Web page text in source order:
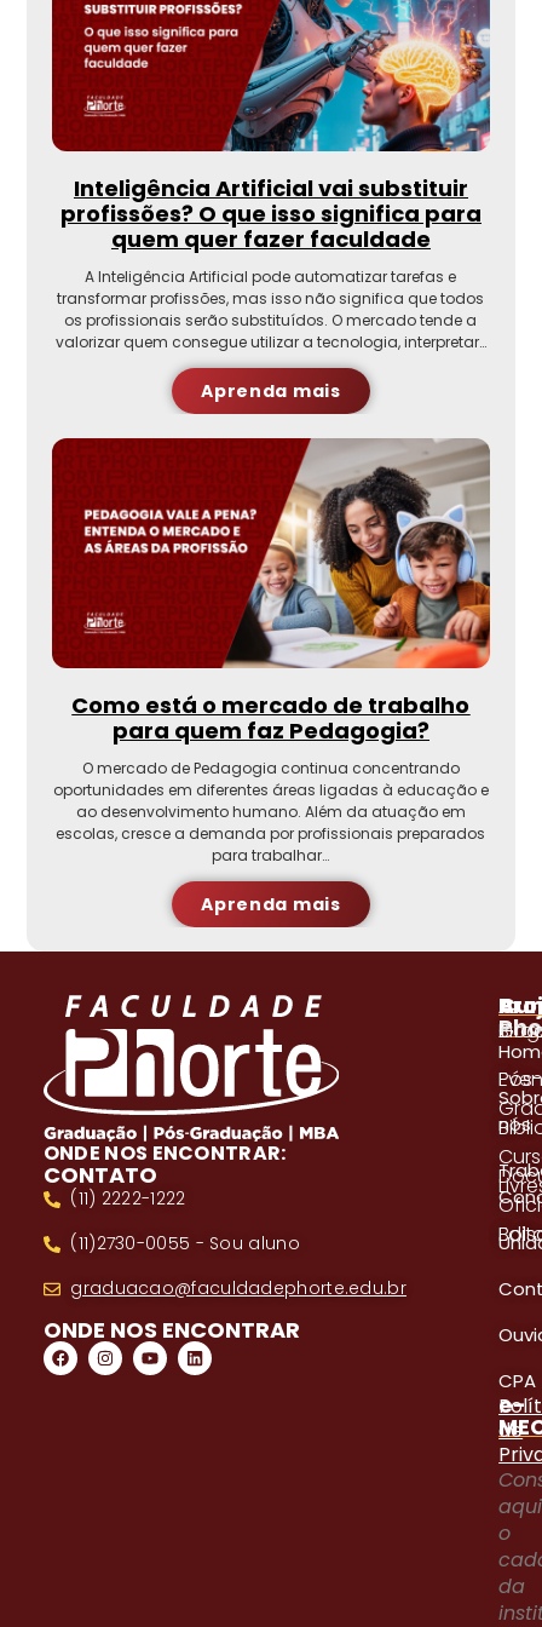
Inteligência Artificial vai substituir
profissões? O que isso significa para
quem quer fazer faculdade
A Inteligência Artificial pode automatizar tarefas e
transformar profissões, mas isso não significa que todos
os profissionais serão substituídos. O mercado tende a
valorizar quem consegue utilizar a tecnologia, interpretar…
Aprenda mais
Como está o mercado de trabalho
para quem faz Pedagogia?
O mercado de Pedagogia continua concentrando
oportunidades em diferentes áreas ligadas à educação e
ao desenvolvimento humano. Além da atuação em
escolas, cresce a demanda por profissionais preparados
para trabalhar…
Aprenda mais
ONDE NOS ENCONTRAR:
CONTATO
(11) 2222-1222
(11)2730-0055 - Sou aluno
graduacao@faculdadephorte.edu.br
ONDE NOS ENCONTRAR
A
nós
CPA
Pós-
e-
aqui
o
da
de